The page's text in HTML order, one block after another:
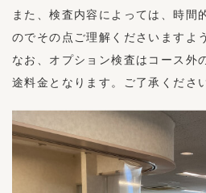
また、検査内容によっては、時間
のでその点ご理解くださいますよ
なお、オプション検査はコース外
途料金となります。ご了承くださ